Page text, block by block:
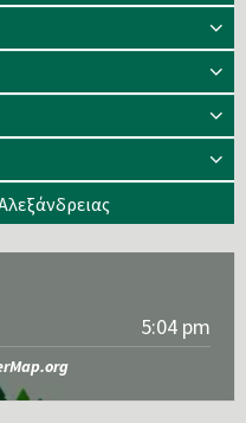
5:04 pm